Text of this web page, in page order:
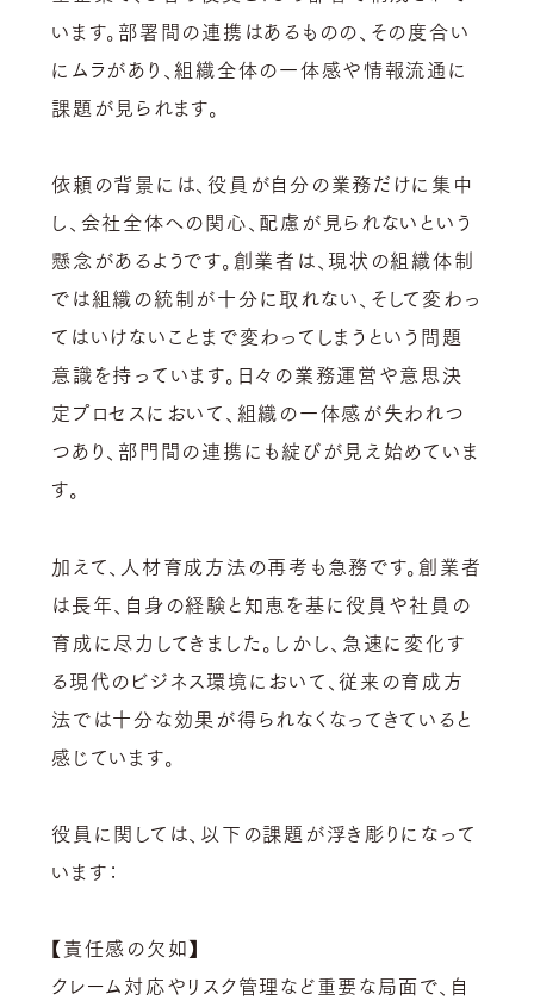
います。部署間の連携はあるものの、その度合い
にムラがあり、組織全体の一体感や情報流通に
課題が見られます。
依頼の背景には、役員が自分の業務だけに集中
し、会社全体への関心、配慮が見られないという
懸念があるようです。創業者は、現状の組織体制
では組織の統制が十分に取れない、そして変わっ
てはいけないことまで変わってしまうという問題
意識を持っています。日々の業務運営や意思決
定プロセスにおいて、組織の一体感が失われつ
つあり、部門間の連携にも綻びが見え始めていま
す。
加えて、人材育成方法の再考も急務です。創業者
は長年、自身の経験と知恵を基に役員や社員の
育成に尽力してきました。しかし、急速に変化す
る現代のビジネス環境において、従来の育成方
法では十分な効果が得られなくなってきていると
感じています。
役員に関しては、以下の課題が浮き彫りになって
います：
【責任感の欠如】
クレーム対応やリスク管理など重要な局面で、自